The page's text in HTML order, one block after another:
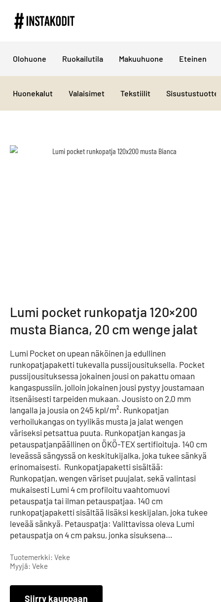
Olohuone Ruokailutila Makuuhuone Eteinen
Huonekalut Valaisimet Tekstiilit
Lumi pocket runkopatja 120×200
musta Bianca, 20 cm wenge jalat
Lumi Pocket on upean näköinen ja edullinen
runkopatjapaketti tukevalla pussijousituksella. Pocket
pussijousituksessa jokainen jousi on pakattu omaan
kangaspussiin, jolloin jokainen jousi pystyy joustamaan
itsenäisesti tarpeiden mukaan. Jousisto on 2,0 mm
langalla ja jousia on 245 kpl/m². Runkopatjan
verhoilukangas on tyylikäs musta ja jalat wengen
väriseksi petsattua puuta. Runkopatjan kangas ja
petauspatjanpäällinen on ÖKÖ-TEX sertifioituja. 140 cm
leveässä sängyssä on keskitukijalka, joka tukee sänkyä
erinomaisesti. Runkopatjapaketti sisältää:
Runkopatjan, wengen väriset puujalat, sekä valintasi
mukaisesti Lumi 4 cm profiloitu vaahtomuovi
petauspatja tai ilman petauspatjaa. 140 cm
runkopatjapaketti sisältää lisäksi keskijalan, joka tukee
leveää sänkyä. Petauspatja: Valittavissa oleva Lumi
petauspatja on 4 cm paksu, jonka sisuksena…
Tuotemerkki: Veke
Myyjä: Veke
Siirry kauppaan